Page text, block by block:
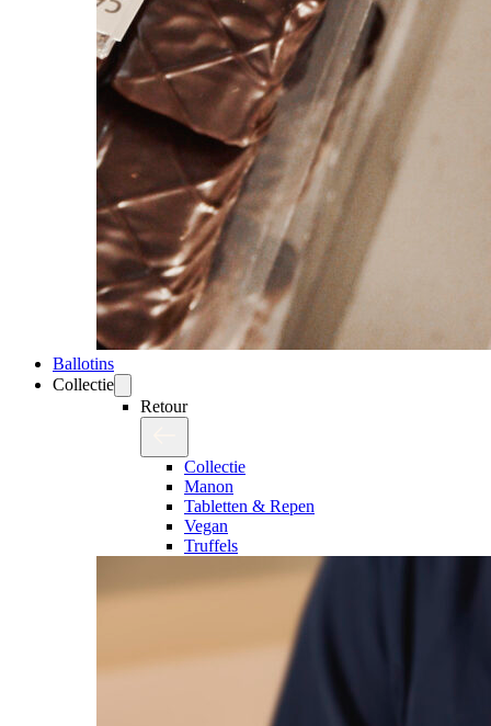
Ballotins
Collectie
Retour
Collectie
Manon
Tabletten & Repen
Vegan
Truffels